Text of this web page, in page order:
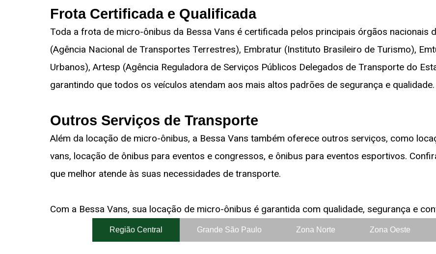
Frota Certificada e Qualificada
Toda a frota de micro-ônibus da Bessa Vans é certificada pelos principais órgãos nacionais
(Agência Nacional de Transportes Terrestres), Embratur (Instituto Brasileiro de Turismo),
Urbanos), Artesp (Agência Reguladora de Serviços Públicos Delegados de Transporte do
garantindo que todos os veículos atendam aos mais altos padrões de segurança e qualidade.
Outros Serviços de Transporte
Além da locação de micro-ônibus, a Bessa Vans também oferece outros serviços, como
vans, locação de ônibus para eventos e congressos, e ônibus para eventos esportivos.
que melhor atende às suas necessidades de transporte.
Com a Bessa Vans, sua locação de micro-ônibus é garantida com qualidade, segurança e
Região Central Grande São Paulo Zona Norte Zona Oeste